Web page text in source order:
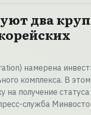
два
намерена
комплекса. В
на получение
служба